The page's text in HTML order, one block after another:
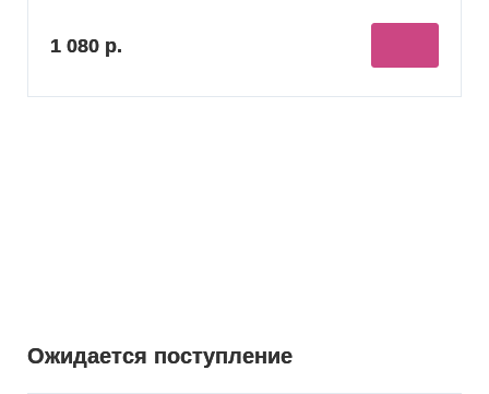
1 080 р.
Ожидается поступление